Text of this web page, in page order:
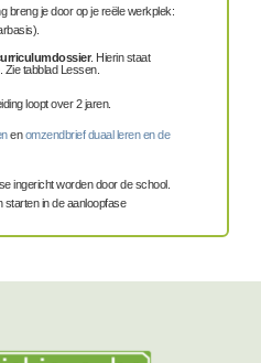
breng je door op je reële werkplek:
. Hierin staat
Zie tabblad Lessen.
loopt over 2 jaren.
enomzendbrief duaal leren en de
ingericht worden door de school.
starten in de aanloopfase